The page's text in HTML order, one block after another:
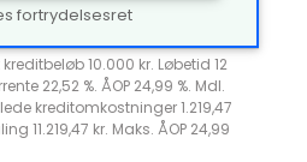
fortrydelsesret
10.000 kr. Løbetid 12
22,52 %. ÅOP 24,99 %. Mdl.
kreditomkostninger 1.219,47
11.219,47 kr. Maks. ÅOP 24,99